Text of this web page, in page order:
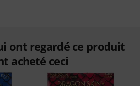
ont regardé ce produit
acheté ceci